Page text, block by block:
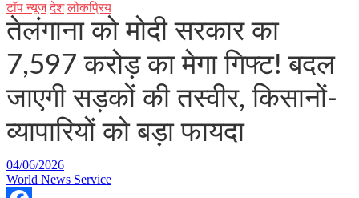
टॉप न्यूज देश लोकप्रिय
तेलंगाना को मोदी सरकार का
7,597 करोड़ का मेगा गिफ्ट! बदल
जाएगी सड़कों की तस्वीर, किसानों-
व्यापारियों को बड़ा फायदा
04/06/2026
World News Service